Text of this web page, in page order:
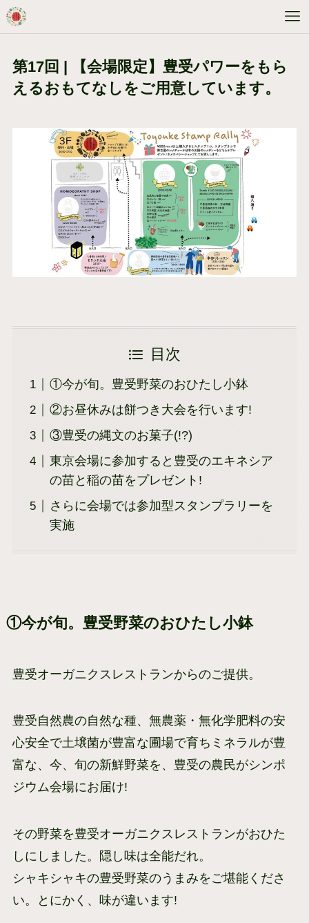
第17回 | 【会場限定】豊受パワーをもら
えるおもてなしをご用意しています。
目次
①今が旬。豊受野菜のおひたし小鉢
②お昼休みは餅つき大会を行います!
③豊受の縄文のお菓子(!?)
東京会場に参加すると豊受のエキネシア
の苗と稲の苗をプレゼント!
さらに会場では参加型スタンプラリーを
実施
①今が旬。豊受野菜のおひたし小鉢
豊受オーガニクスレストランからのご提供。
豊受自然農の自然な種、無農薬・無化学肥料の安
心安全で土壌菌が豊富な圃場で育ちミネラルが豊
富な、今、旬の新鮮野菜を、豊受の農民がシンポ
ジウム会場にお届け!
その野菜を豊受オーガニクスレストランがおひた
しにしました。隠し味は全能だれ。
シャキシャキの豊受野菜のうまみをご堪能くださ
い。とにかく、味が違います!